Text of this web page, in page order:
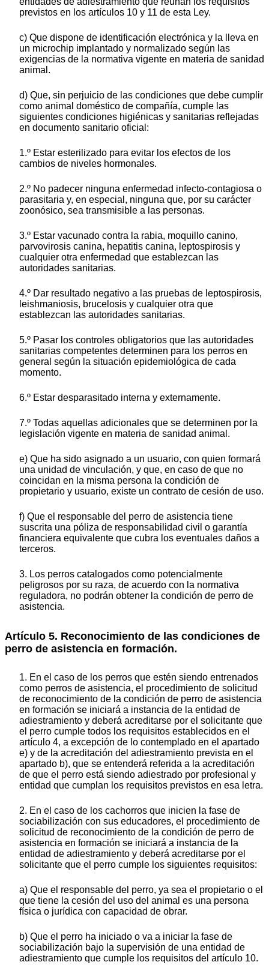
previstos en los artículos 10 y 11 de esta Ley.
c) Que dispone de identificación electrónica y la lleva en
un microchip implantado y normalizado según las
exigencias de la normativa vigente en materia de sanidad
animal.
d) Que, sin perjuicio de las condiciones que debe cumplir
como animal doméstico de compañía, cumple las
siguientes condiciones higiénicas y sanitarias reflejadas
en documento sanitario oficial:
1.º Estar esterilizado para evitar los efectos de los
cambios de niveles hormonales.
2.º No padecer ninguna enfermedad infecto-contagiosa o
parasitaria y, en especial, ninguna que, por su carácter
zoonósico, sea transmisible a las personas.
3.º Estar vacunado contra la rabia, moquillo canino,
parvovirosis canina, hepatitis canina, leptospirosis y
cualquier otra enfermedad que establezcan las
autoridades sanitarias.
4.º Dar resultado negativo a las pruebas de leptospirosis,
leishmaniosis, brucelosis y cualquier otra que
establezcan las autoridades sanitarias.
5.º Pasar los controles obligatorios que las autoridades
sanitarias competentes determinen para los perros en
general según la situación epidemiológica de cada
momento.
6.º Estar desparasitado interna y externamente.
7.º Todas aquellas adicionales que se determinen por la
legislación vigente en materia de sanidad animal.
e) Que ha sido asignado a un usuario, con quien formará
una unidad de vinculación, y que, en caso de que no
coincidan en la misma persona la condición de
propietario y usuario, existe un contrato de cesión de uso.
f) Que el responsable del perro de asistencia tiene
suscrita una póliza de responsabilidad civil o garantía
financiera equivalente que cubra los eventuales daños a
terceros.
3. Los perros catalogados como potencialmente
peligrosos por su raza, de acuerdo con la normativa
reguladora, no podrán obtener la condición de perro de
asistencia.
Artículo 5. Reconocimiento de las condiciones de
perro de asistencia en formación.
1. En el caso de los perros que estén siendo entrenados
como perros de asistencia, el procedimiento de solicitud
de reconocimiento de la condición de perro de asistencia
en formación se iniciará a instancia de la entidad de
adiestramiento y deberá acreditarse por el solicitante que
el perro cumple todos los requisitos establecidos en el
artículo 4, a excepción de lo contemplado en el apartado
e) y de la acreditación del adiestramiento prevista en el
apartado b), que se entenderá referida a la acreditación
de que el perro está siendo adiestrado por profesional y
entidad que cumplan los requisitos previstos en esa letra.
2. En el caso de los cachorros que inicien la fase de
sociabilización con sus educadores, el procedimiento de
solicitud de reconocimiento de la condición de perro de
asistencia en formación se iniciará a instancia de la
entidad de adiestramiento y deberá acreditarse por el
solicitante que el perro cumple los siguientes requisitos:
a) Que el responsable del perro, ya sea el propietario o el
que tiene la cesión del uso del animal es una persona
física o jurídica con capacidad de obrar.
b) Que el perro ha iniciado o va a iniciar la fase de
sociabilización bajo la supervisión de una entidad de
adiestramiento que cumple los requisitos del artículo 10.